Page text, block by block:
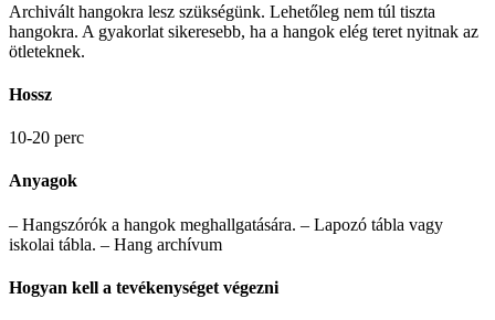
Archivált hangokra lesz szükségünk. Lehetőleg nem túl tiszta
hangokra. A gyakorlat sikeresebb, ha a hangok elég teret nyitnak az
ötleteknek.
Hossz
10-20 perc
Anyagok
– Hangszórók a hangok meghallgatására. – Lapozó tábla vagy
iskolai tábla. – Hang archívum
Hogyan kell a tevékenységet végezni